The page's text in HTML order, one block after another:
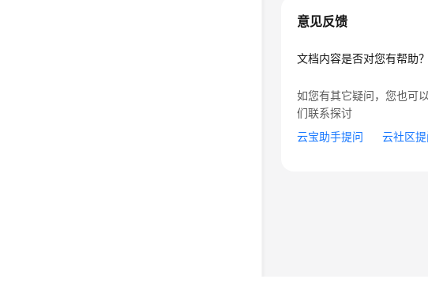
意见反馈
文档内容是否对您有帮助？
如您有其它疑问，您也可
们联系探讨
云宝助手提问
云社区提